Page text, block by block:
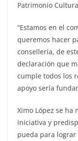
Patrimonio
“Estamos en el
queremos hacer
consellería, de
declaración que
cumple todos los
apoyo sería
Ximo López se ha
iniciativa y
pueda para